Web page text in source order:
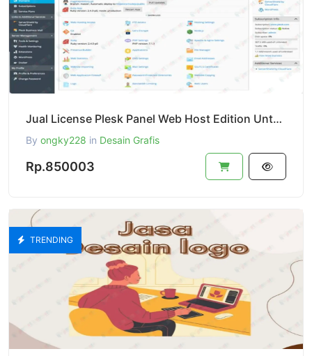
Jual License Plesk Panel Web Host Edition Untuk VPS Dan Dedicated Server Perbulan
By ongky228 in Desain Grafis
Rp.850003
TRENDING